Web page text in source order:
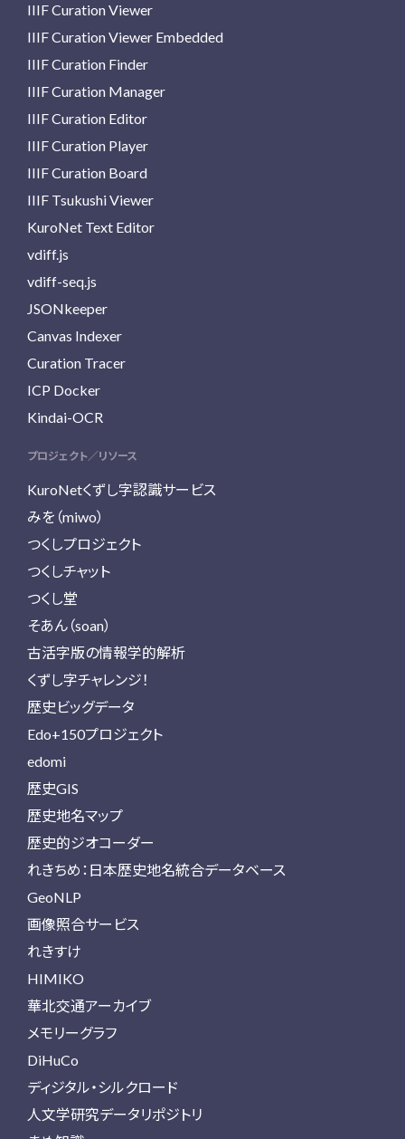
IIIF Curation Viewer
IIIF Curation Viewer Embedded
IIIF Curation Finder
IIIF Curation Manager
IIIF Curation Editor
IIIF Curation Player
IIIF Curation Board
IIIF Tsukushi Viewer
KuroNet Text Editor
vdiff.js
vdiff-seq.js
JSONkeeper
Canvas Indexer
Curation Tracer
ICP Docker
Kindai-OCR
プロジェクト／リソース
KuroNetくずし字認識サービス
みを（miwo）
つくしプロジェクト
つくしチャット
つくし堂
そあん（soan）
古活字版の情報学的解析
くずし字チャレンジ！
歴史ビッグデータ
Edo+150プロジェクト
edomi
歴史GIS
歴史地名マップ
歴史的ジオコーダー
れきちめ：日本歴史地名統合データベース
GeoNLP
画像照合サービス
れきすけ
HIMIKO
華北交通アーカイブ
メモリーグラフ
DiHuCo
ディジタル・シルクロード
人文学研究データリポジトリ